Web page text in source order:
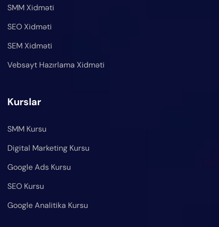
SMM Xidməti
SEO Xidməti
SEM Xidməti
Vebsayt Hazırlama Xidməti
Kurslar
SMM Kursu
Digital Marketing Kursu
Google Ads Kursu
SEO Kursu
Google Analitika Kursu